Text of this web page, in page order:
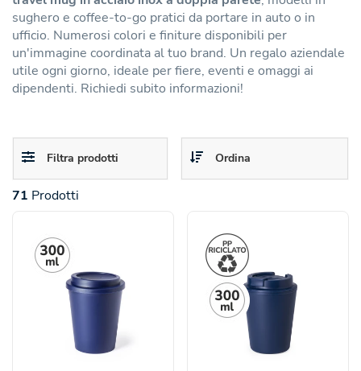
sughero e coffee-to-go pratici da portare in auto o in
ufficio. Numerosi colori e finiture disponibili per
un'immagine coordinata al tuo brand. Un regalo aziendale
utile ogni giorno, ideale per fiere, eventi e omaggi ai
dipendenti. Richiedi subito informazioni!
Toggle
navigation
Filtra prodotti
Toggle
navigation
Ordina
71 Prodotti